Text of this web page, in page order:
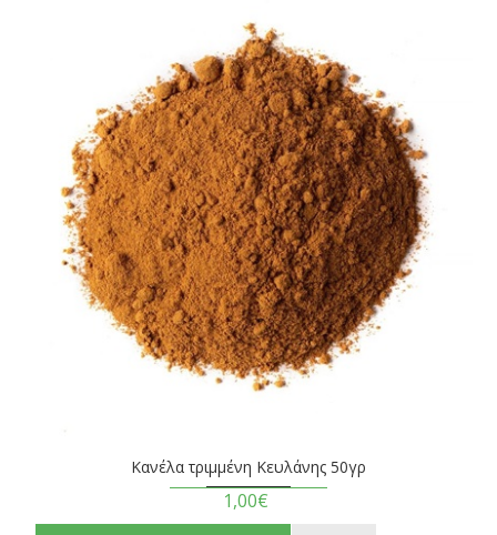
Κανέλα τριμμένη Κευλάνης 50γρ
1,00€